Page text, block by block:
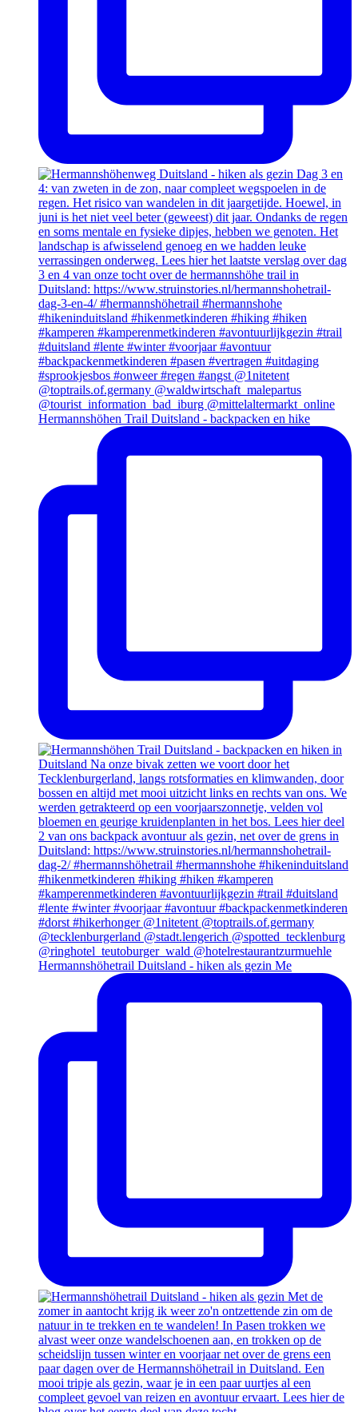
Hermannshöhen Trail Duitsland - backpacken en hike
Hermannshöhetrail Duitsland - hiken als gezin Me